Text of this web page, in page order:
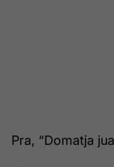
Pra, “Domatja